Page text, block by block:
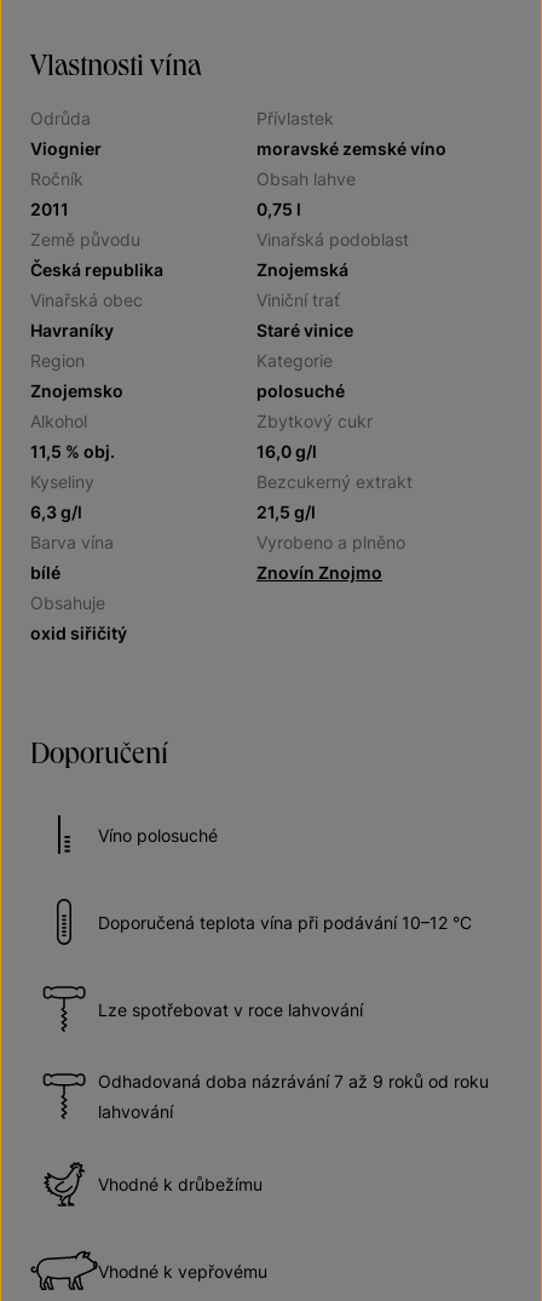
Vlastnosti vína
Odrůda
Viognier
Přívlastek
moravské zemské víno
Ročník
2011
Obsah lahve
0,75 l
Země původu
Česká republika
Vinařská podoblast
Znojemská
Vinařská obec
Havraníky
Viniční trať
Staré vinice
Region
Znojemsko
Kategorie
polosuché
Alkohol
11,5 % obj.
Zbytkový cukr
16,0 g/l
Kyseliny
6,3 g/l
Bezcukerný extrakt
21,5 g/l
Barva vína
bílé
Vyrobeno a plněno
Znovín Znojmo
Obsahuje
oxid siřičitý
Doporučení
Víno polosuché
Doporučená teplota vína při podávání 10–12 °C
Lze spotřebovat v roce lahvování
Odhadovaná doba názrávání 7 až 9 roků od roku
lahvování
Vhodné k drůbežímu
Vhodné k vepřovému